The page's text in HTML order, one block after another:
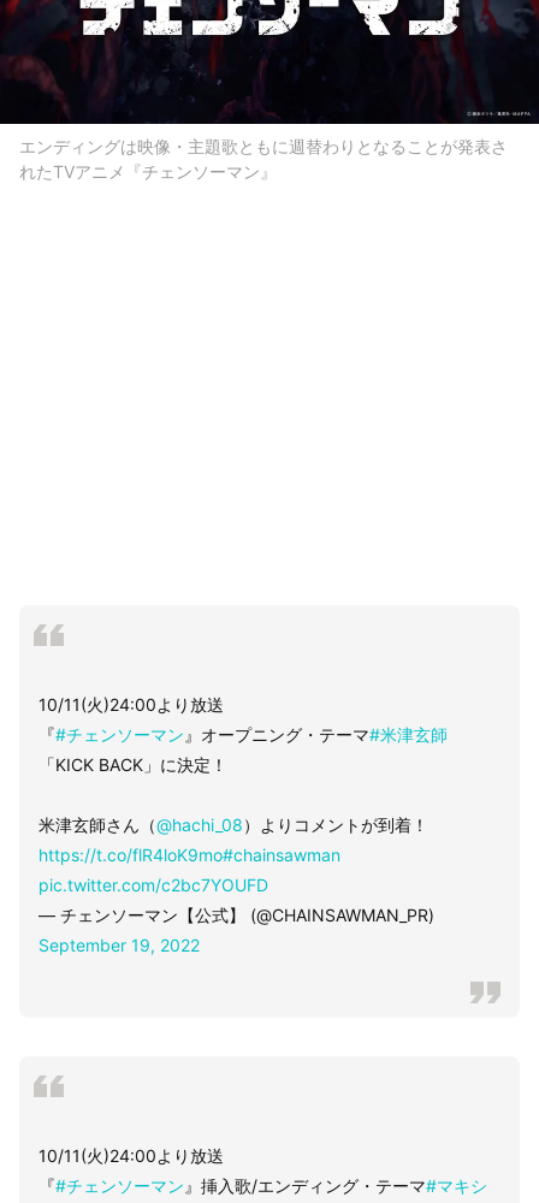
エンディングは映像・主題歌ともに週替わりとなることが発表さ
れたTVアニメ『チェンソーマン』
10/11(火)24:00より放送
『#チェンソーマン 』オープニング・テーマ#米津玄師
「KICK BACK」に決定！
米津玄師さん（@hachi_08）よりコメントが到着！
https://t.co/flR4loK9mo#chainsawman
pic.twitter.com/c2bc7YOUFD
— チェンソーマン【公式】 (@CHAINSAWMAN_PR)
September 19, 2022
10/11(火)24:00より放送
『#チェンソーマン』挿入歌/エンディング・テーマ#マキシ